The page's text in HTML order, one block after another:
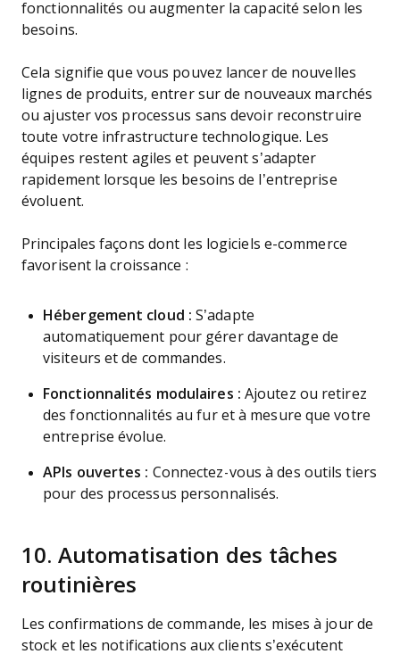
fonctionnalités ou augmenter la capacité selon les
besoins.
Cela signifie que vous pouvez lancer de nouvelles
lignes de produits, entrer sur de nouveaux marchés
ou ajuster vos processus sans devoir reconstruire
toute votre infrastructure technologique. Les
équipes restent agiles et peuvent s’adapter
rapidement lorsque les besoins de l’entreprise
évoluent.
Principales façons dont les logiciels e-commerce
favorisent la croissance :
Hébergement cloud : S’adapte
automatiquement pour gérer davantage de
visiteurs et de commandes.
Fonctionnalités modulaires : Ajoutez ou retirez
des fonctionnalités au fur et à mesure que votre
entreprise évolue.
APIs ouvertes : Connectez-vous à des outils tiers
pour des processus personnalisés.
10. Automatisation des tâches
routinières
Les confirmations de commande, les mises à jour de
stock et les notifications aux clients s’exécutent